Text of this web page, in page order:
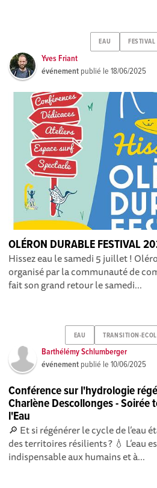
EAU FESTIVAL
Yves Friant
événement publié le18/06/2025
OLÉRON DURABLE FESTIVAL
Hissez eau le samedi 5 juillet !
organisé par la communauté de
fait son grand retour le samedi...
EAU TRANSITION-
Barthélémy Schlumberger
événement publié le10/06/2025
Conférence sur l'hydrologie
Charlène Descollonges - Soirée
l'Eau
🔎 Et si régénérer le cycle de l’eau
des territoires résilients ? 💧 L’eau
indispensable aux humains et à...